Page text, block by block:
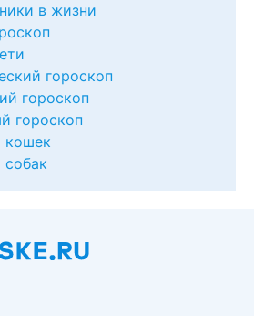
в жизни
гороскоп
гороскоп
гороскоп
кошек
собак